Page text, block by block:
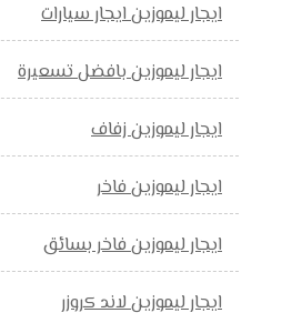
ايجار ليموزين ايجار سيارات
ايجار ليموزين بافضل تسعيرة
ايجار ليموزين زفاف
ايجار ليموزين فاخر
ايجار ليموزين فاخر بسائق
ايجار ليموزين لاند كروزر